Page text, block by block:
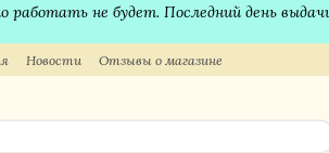
работать не будет. Последний день
Новости Отзывы о магазине